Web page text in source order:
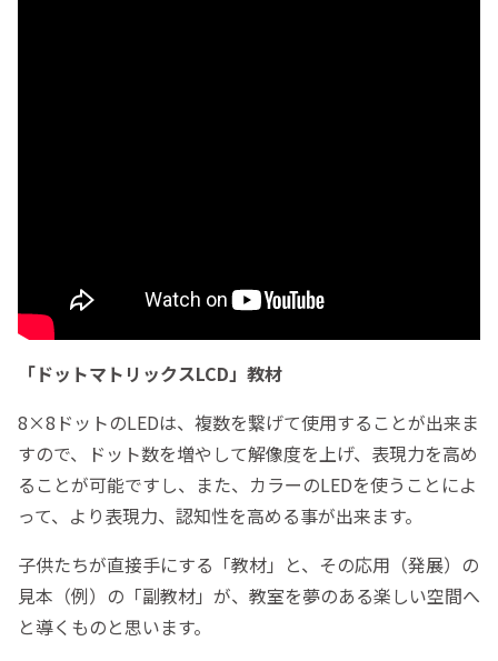
「ドットマトリックスLCD」教材
8×8ドットのLEDは、複数を繋げて使用することが出来ま
すので、ドット数を増やして解像度を上げ、表現力を高め
ることが可能ですし、また、カラーのLEDを使うことによ
って、より表現力、認知性を高める事が出来ます。
子供たちが直接手にする「教材」と、その応用（発展）の
見本（例）の「副教材」が、教室を夢のある楽しい空間へ
と導くものと思います。